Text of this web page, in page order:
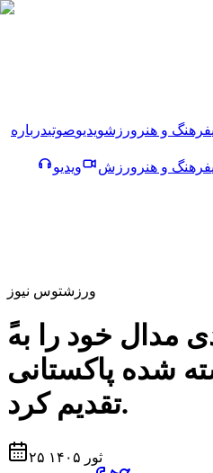
فرهنگ و هنر ورزشویدیوصوتیدرباره
فرهنگ و هنر ورزش
ویدیو
ورزشتوس نیوز
شده پاکستانی
تقدیم کرد.
۲۵ ثور ۱۴۰۵